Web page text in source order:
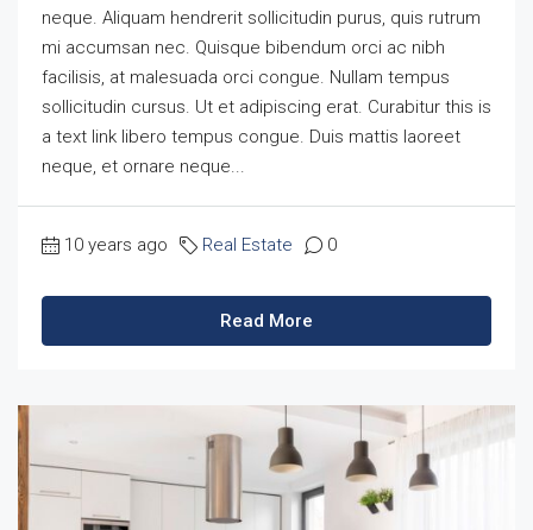
neque. Aliquam hendrerit sollicitudin purus, quis rutrum
mi accumsan nec. Quisque bibendum orci ac nibh
facilisis, at malesuada orci congue. Nullam tempus
sollicitudin cursus. Ut et adipiscing erat. Curabitur this is
a text link libero tempus congue. Duis mattis laoreet
neque, et ornare neque...
10 years ago Real Estate 0
Read More